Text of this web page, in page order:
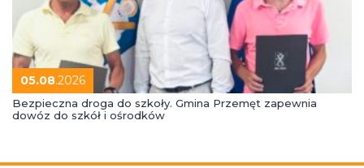
05.08.2026
Bezpieczna droga do szkoły. Gmina Przemęt zapewnia
dowóz do szkół i ośrodków